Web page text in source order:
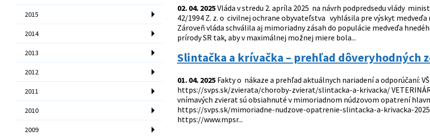
2015
2014
2013
2012
2011
2010
2009
02. 04. 2025Vláda v stredu 2. apríla 2025 na návrh podpredsedu vlády
42/1994 Z. z. o civilnej ochrane obyvateľstva vyhlásila pre výskyt
Zároveň vláda schválila aj mimoriadny zásah do populácie medveďa
prírody SR tak, aby v maximálnej možnej miere bola...
Slintačka a krívačka – prehľad dôveryhodných
01. 04. 2025Fakty o nákaze a prehľad aktuálnych nariadení a odporúčaní:
https://svps.sk/zvierata/choroby-zvierat/slintacka-a-krivacka/
vnímavých zvierat sú obsiahnuté v mimoriadnom núdzovom opatrení
https://svps.sk/mimoriadne-nudzove-opatrenie-slintacka-a-krivacka-2025/
https://www.mpsr...